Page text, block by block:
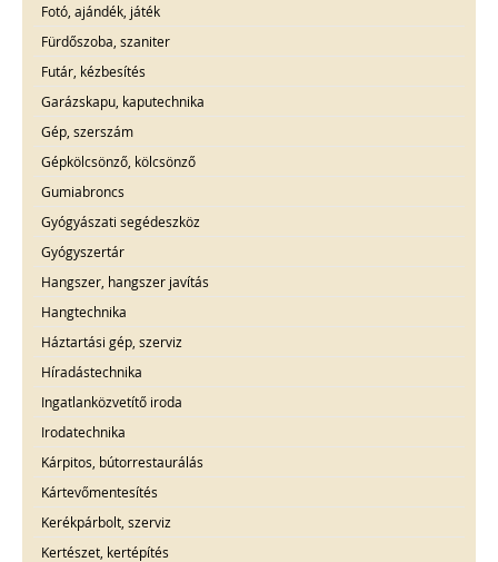
Fotó, ajándék, játék
Fürdőszoba, szaniter
Futár, kézbesítés
Garázskapu, kaputechnika
Gép, szerszám
Gépkölcsönző, kölcsönző
Gumiabroncs
Gyógyászati segédeszköz
Gyógyszertár
Hangszer, hangszer javítás
Hangtechnika
Háztartási gép, szerviz
Híradástechnika
Ingatlanközvetítő iroda
Irodatechnika
Kárpitos, bútorrestaurálás
Kártevőmentesítés
Kerékpárbolt, szerviz
Kertészet, kertépítés